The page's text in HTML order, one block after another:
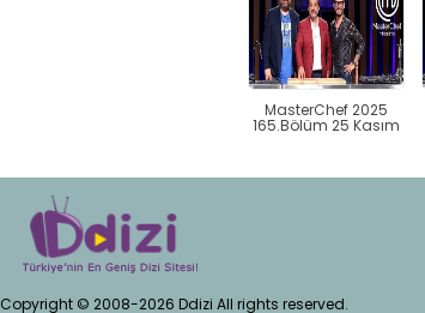
MasterChef 2025
165.Bölüm 25 Kasım
Copyright © 2008-2026 Ddizi All rights reserved.